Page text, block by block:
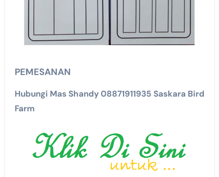
PEMESANAN
Hubungi Mas Shandy 08871911935 Saskara Bird
Farm